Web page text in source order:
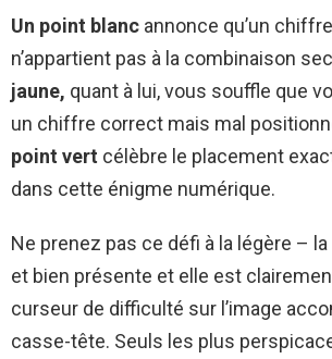
Un point blanc annonce qu’un
n’appartient pas à la combinaison
jaune, quant à lui, vous souffle que
un chiffre correct mais mal
point vert célèbre le placement
dans cette énigme numérique.
Ne prenez pas ce défi à la légère –
et bien présente et elle est
curseur de difficulté sur l’image
casse-tête. Seuls les plus